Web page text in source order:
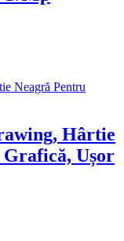
Hârtie
Grafică, Ușor